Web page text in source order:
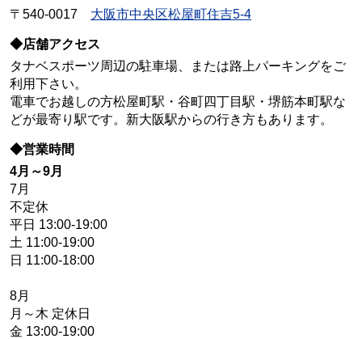
〒540-0017 大阪市中央区松屋町住吉5-4
◆店舗アクセス
タナベスポーツ周辺の駐車場、または路上パーキングをご
利用下さい。
電車でお越しの方松屋町駅・谷町四丁目駅・堺筋本町駅な
どが最寄り駅です。新大阪駅からの行き方もあります。
◆営業時間
4月～9月
7月
不定休
平日 13:00-19:00
土 11:00-19:00
日 11:00-18:00
8月
月～木 定休日
金 13:00-19:00